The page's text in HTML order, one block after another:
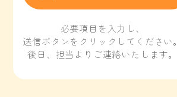
必要項目を入力し、
送信ボタンをクリックしてください。
後日、担当よりご連絡いたします。